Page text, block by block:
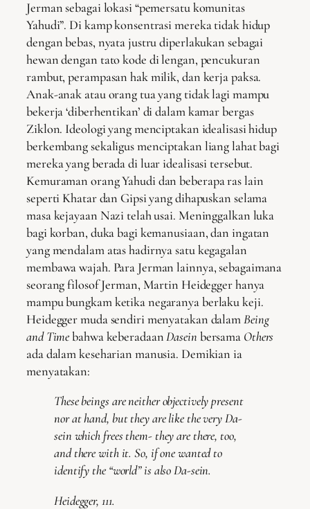
Jerman sebagai lokasi “pemersatu komunitas
Yahudi”. Di kamp konsentrasi mereka tidak hidup
dengan bebas, nyata justru diperlakukan sebagai
hewan dengan tato kode di lengan, pencukuran
rambut, perampasan hak milik, dan kerja paksa.
Anak-anak atau orang tua yang tidak lagi mampu
bekerja ‘diberhentikan’ di dalam kamar bergas
Ziklon. Ideologi yang menciptakan idealisasi hidup
berkembang sekaligus menciptakan liang lahat bagi
mereka yang berada di luar idealisasi tersebut.
Kemuraman orang Yahudi dan beberapa ras lain
seperti Khatar dan Gipsi yang dihapuskan selama
masa kejayaan Nazi telah usai. Meninggalkan luka
bagi korban, duka bagi kemanusiaan, dan ingatan
yang mendalam atas hadirnya satu kegagalan
membawa wajah. Para Jerman lainnya, sebagaimana
seorang filosof Jerman, Martin Heidegger hanya
mampu bungkam ketika negaranya berlaku keji.
Heidegger muda sendiri menyatakan dalamBeing
and Timebahwa keberadaanDasein bersama Others
ada dalam keseharian manusia. Demikian ia
menyatakan:
These beings are neither objectively present
nor at hand, but they are like the very Da-
sein which frees them- they are there, too,
and there with it. So, if one wanted to
identify the “world” is also Da-sein.
Heidegger, 111.